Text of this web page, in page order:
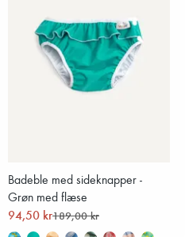
Badeble med sideknapper -
Grøn med flæse
94,50 kr189,00 kr